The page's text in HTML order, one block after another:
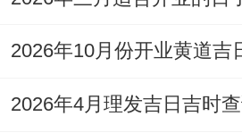
10月23日
（星期五 | 农历九月十四）